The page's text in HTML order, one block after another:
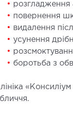
• розгладження
• повернення
• видалення
• усунення
•
• боротьба з